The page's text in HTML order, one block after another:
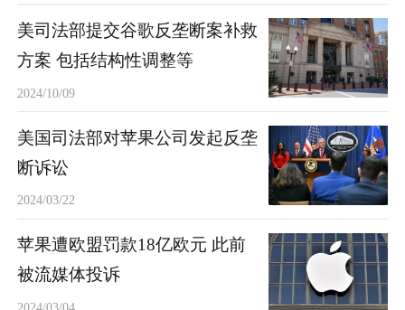
美司法部提交谷歌反垄断案补救
方案 包括结构性调整等
2024/10/09
美国司法部对苹果公司发起反垄
断诉讼
2024/03/22
苹果遭欧盟罚款18亿欧元 此前
被流媒体投诉